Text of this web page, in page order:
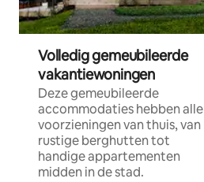
Volledig gemeubileerde
vakantiewoningen
Deze gemeubileerde
accommodaties hebben alle
voorzieningen van thuis, van
rustige berghutten tot
handige appartementen
midden in de stad.